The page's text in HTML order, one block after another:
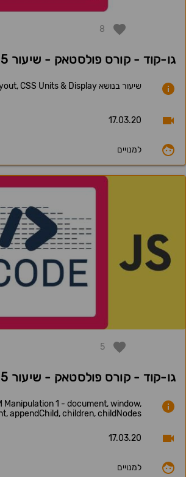
8
גו-קוד - קורס פולסטאק - שיעור 5
שיעור בנושא CSS Layout, CSS Units & Display
17.03.20
למנויים
5
גו-קוד - קורס פולסטאק - שיעור 15
Manipulation 1 - document, window,
appendChild, children, childNodes
17.03.20
למנויים